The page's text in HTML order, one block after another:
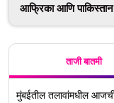
आफ्रिका आणि पाकिस्तान
ताजी बातमी
मुंबईतील तलावांमधील